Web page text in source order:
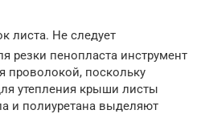
листа. Не следует
резки пенопласта инструмент
проволокой, поскольку
утепления крыши листы
и полиуретана выделяют